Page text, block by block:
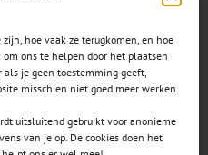
hoe vaak ze terugkomen, en hoe
ons te helpen door het plaatsen
je geen toestemming geeft,
misschien niet goed meer werken.
uitsluitend gebruikt voor anonieme
van je op. De cookies doen het